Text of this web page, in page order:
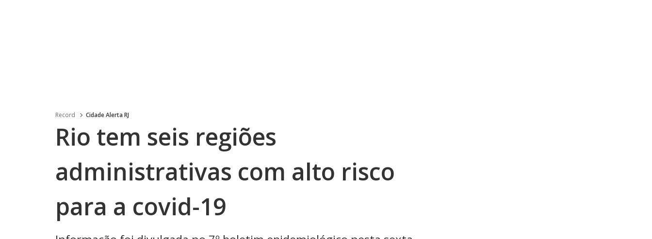
Record Cidade Alerta RJ
Rio tem seis regiões
administrativas com alto risco
para a covid-19